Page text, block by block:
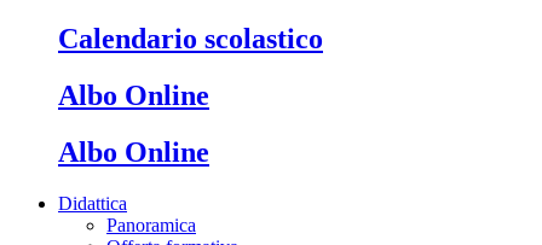
Calendario scolastico
Albo Online
Albo Online
Didattica
Panoramica